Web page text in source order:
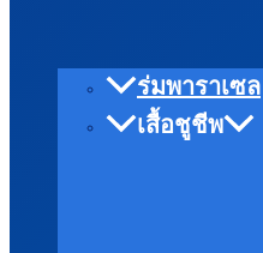
ร่มพาราเซล
เสื้อชูชีพ